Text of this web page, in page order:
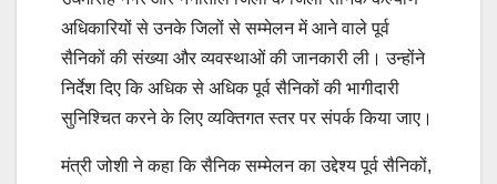
अधिकारियों से उनके जिलों से सम्मेलन में आने वाले पूर्व
सैनिकों की संख्या और व्यवस्थाओं की जानकारी ली। उन्होंने
निर्देश दिए कि अधिक से अधिक पूर्व सैनिकों की भागीदारी
सुनिश्चित करने के लिए व्यक्तिगत स्तर पर संपर्क किया जाए।
मंत्री जोशी ने कहा कि सैनिक सम्मेलन का उद्देश्य पूर्व सैनिकों,